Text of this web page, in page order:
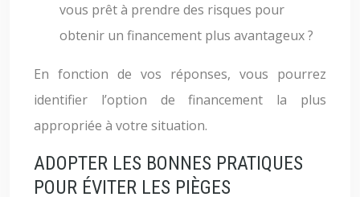
vous prêt à prendre des risques pour
obtenir un financement plus avantageux ?
En fonction de vos réponses, vous pourrez
identifier l’option de financement la plus
appropriée à votre situation.
ADOPTER LES BONNES PRATIQUES
POUR ÉVITER LES PIÈGES